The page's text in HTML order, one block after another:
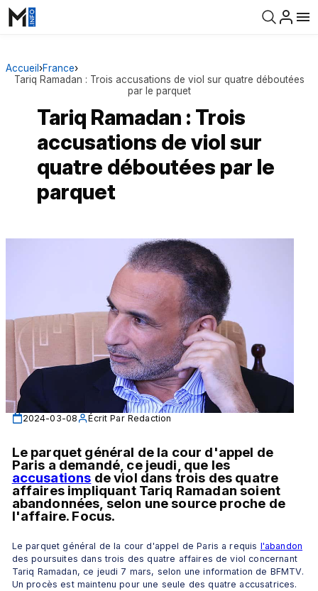
Accueil ›France›
Tariq Ramadan : Trois accusations de viol sur quatre déboutées
par le parquet
Tariq Ramadan : Trois
accusations de viol sur
quatre déboutées par le
parquet
2024-03-08 Écrit Par Redaction
Le parquet général de la cour d'appel de
accusations de viol dans trois des quatre
affaires impliquant Tariq Ramadan soient
abandonnées, selon une source proche de
l'affaire. Focus.
Le parquet général de la cour d'appel de Paris a requis l'abandon
des poursuites dans trois des quatre affaires de viol concernant
Tariq Ramadan, ce jeudi 7 mars, selon une information de BFMTV.
Un procès est maintenu pour une seule des quatre accusatrices.